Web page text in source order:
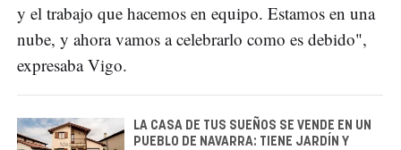
y el trabajo que hacemos en equipo. Estamos en una
nube, y ahora vamos a celebrarlo como es debido",
expresaba Vigo.
LA CASA DE TUS SUEÑOS SE VENDE EN UN
PUEBLO DE NAVARRA: TIENE JARDÍN Y